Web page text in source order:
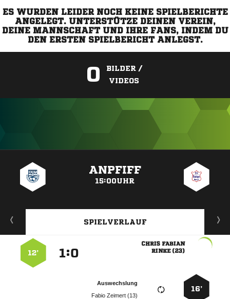
ES WURDEN LEIDER NOCH KEINE SPIELBERICHTE
ANGELEGT. UNTERSTÜTZE DEINEN VEREIN,
DEINE MANNSCHAFT UND IHRE FANS, INDEM DU
DEN ERSTEN SPIELBERICHT ANLEGST.
0
BILDER /
VIDEOS
ANPFIFF
15:00UHR
SPIELVERLAUF
 
 
:
12’
16’
Auswechslung
  